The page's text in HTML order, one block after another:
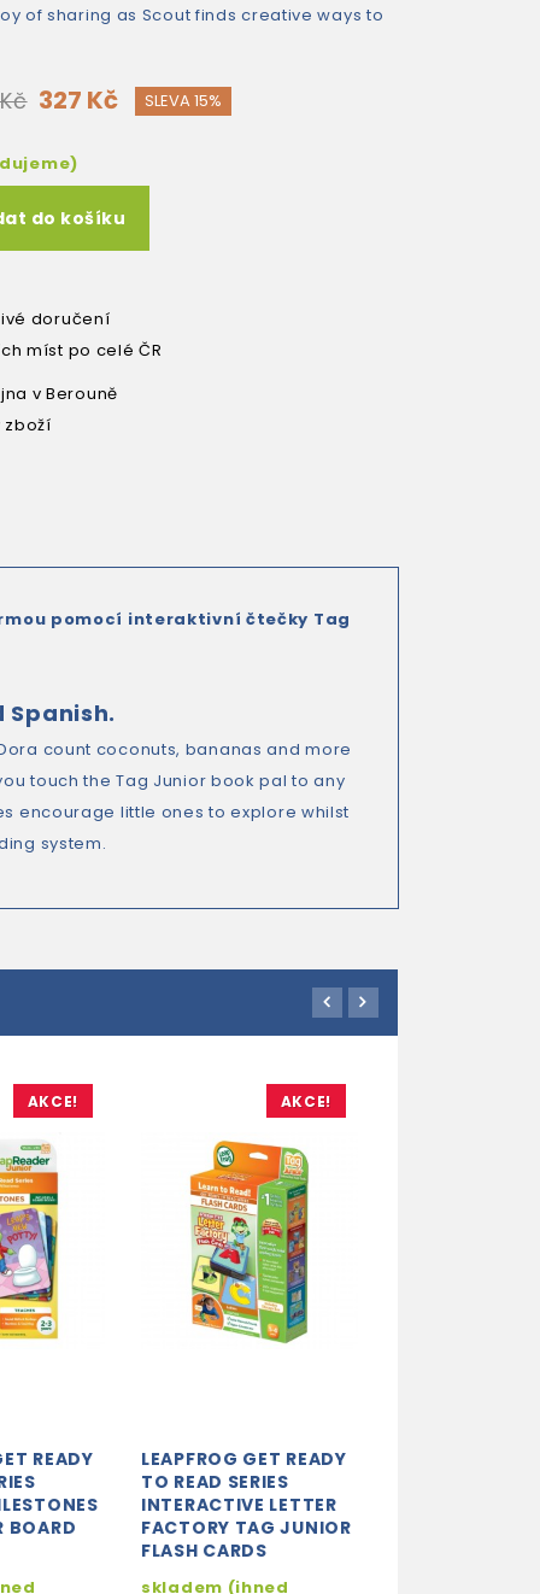
of sharing as Scout finds creative ways to
327 Kč SLEVA 15%
do košíku
doručení
míst po celé ČR
v Berouně
zboží
pomocí interaktivní čtečky Tag
count coconuts, bananas and more
touch the Tag Junior book pal to any
encourage little ones to explore whilst
system.
AKCE!
READY
BOARD
AKCE!
LEAPFROG GET READY
TO READ SERIES
INTERACTIVE LETTER
FACTORY TAG JUNIOR
FLASH CARDS
skladem (ihned